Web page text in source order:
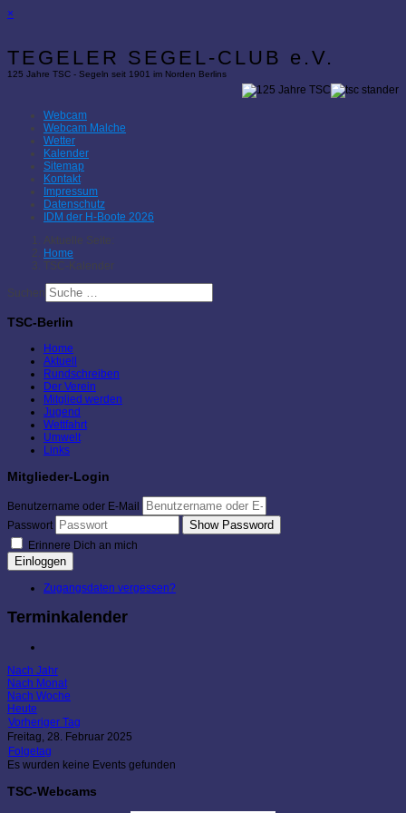
×
TEGELER SEGEL-CLUB e.V.
125 Jahre TSC - Segeln seit 1901 im Norden Berlins
Webcam
Webcam Malche
Wetter
Kalender
Sitemap
Kontakt
Impressum
Datenschutz
IDM der H-Boote 2026
Aktuelle Seite:
Home
TSC-Kalender
Suchen
TSC-Berlin
Home
Aktuell
Rundschreiben
Der Verein
Mitglied werden
Jugend
Wettfahrt
Umwelt
Links
Mitglieder-Login
Benutzername oder E-Mail
Passwort
Show Password
Erinnere Dich an mich
Einloggen
Zugangsdaten vergessen?
Terminkalender
Nach Jahr
Nach Monat
Nach Woche
Heute
Vorheriger Tag
Freitag, 28. Februar 2025
Folgetag
Es wurden keine Events gefunden
TSC-Webcams